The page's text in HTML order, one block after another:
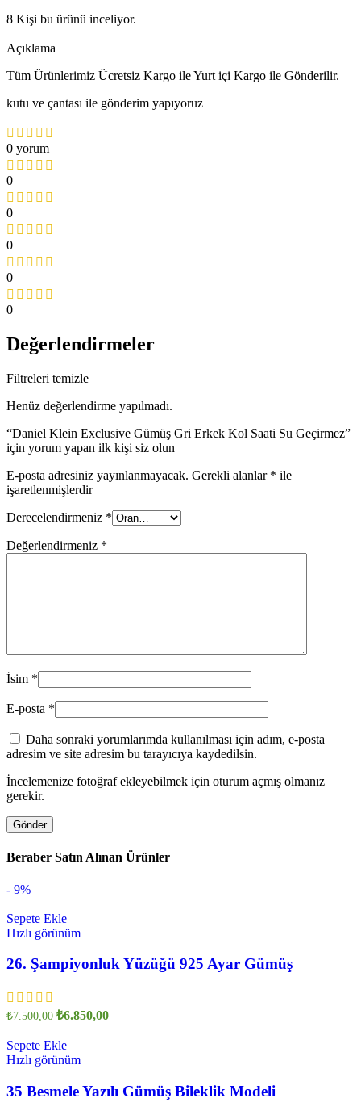
8 Kişi bu ürünü inceliyor.
Açıklama
Tüm Ürünlerimiz Ücretsiz Kargo ile Yurt içi Kargo ile Gönderilir.
kutu ve çantası ile gönderim yapıyoruz
0 yorum
0
0
0
0
0
Değerlendirmeler
Filtreleri temizle
Henüz değerlendirme yapılmadı.
“Daniel Klein Exclusive Gümüş Gri Erkek Kol Saati Su Geçirmez”
için yorum yapan ilk kişi siz olun
E-posta adresiniz yayınlanmayacak. Gerekli alanlar * ile
işaretlenmişlerdir
Derecelendirmeniz *
Değerlendirmeniz *
İsim *
E-posta *
Daha sonraki yorumlarımda kullanılması için adım, e-posta
adresim ve site adresim bu tarayıcıya kaydedilsin.
İncelemenize fotoğraf ekleyebilmek için oturum açmış olmanız
gerekir.
Beraber Satın Alınan Ürünler
- 9%
Sepete Ekle
Hızlı görünüm
26. Şampiyonluk Yüzüğü 925 Ayar Gümüş
₺7.500,00 ₺6.850,00
Sepete Ekle
Hızlı görünüm
35 Besmele Yazılı Gümüş Bileklik Modeli